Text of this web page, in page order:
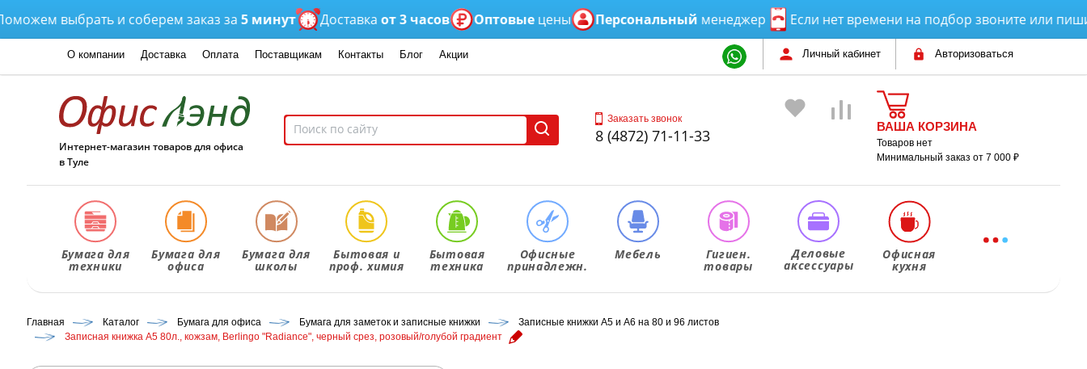
выбрать и соберем заказ за5 минут Доставкаот 3 часов Оптовыецены Персональныйменеджер Если нет времени на подбор звоните или пишите!
Личный кабинет Авторизоваться
О компании Доставка Оплата Поставщикам Контакты Блог Акции
Интернет-магазин товаров для офиса
в Туле
Заказать звонок
8 (4872) 71-11-33 ВАША КОРЗИНА
Товаров нет
Минимальный заказ от 7 000 ₽
Бумага для
техники
Бумага для
офиса
Бумага для
школы
Бытовая и
проф. химия
Бытовая
техника
Офисные
принадлежн.
Мебель Гигиен.
товары
Деловые
аксессуары
Офисная
кухня
Главная Каталог Бумага для офиса Бумага для заметок и записные книжки
Записные книжки А5 и А6 на 80 и 96 листов
Записная книжка А5 80л., кожзам, Berlingo "Radiance", черный срез, розовый/голубой градиент